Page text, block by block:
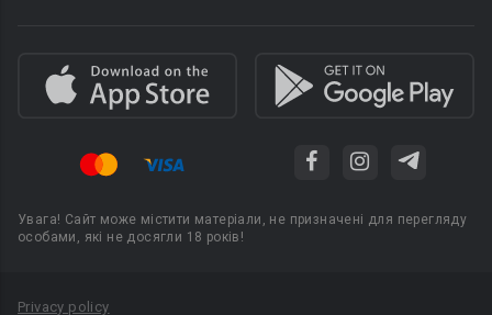
Увага! Сайт може містити матеріали, не призначені для перегляду
особами, які не досягли 18 років!
Privacy policy